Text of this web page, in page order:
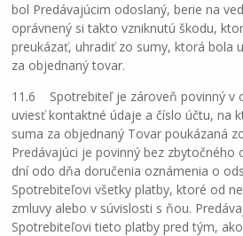
bol Predávajúcim odoslaný, berie na
oprávnený si takto vzniknutú škodu,
preukázať, uhradiť zo sumy, ktorá bola
za objednaný tovar.
11.6 Spotrebiteľ je zároveň povinný v
uviesť kontaktné údaje a číslo účtu, na
suma za objednaný Tovar poukázaná
Predávajúci je povinný bez zbytočného
dní odo dňa doručenia oznámenia o
Spotrebiteľovi všetky platby, ktoré od
zmluvy alebo v súvislosti s ňou.
Spotrebiteľovi tieto platby pred tým,